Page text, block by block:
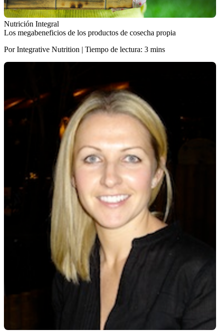
Nutrición Integral
Los megabeneficios de los productos de cosecha propia
Por Integrative Nutrition | Tiempo de lectura: 3 mins